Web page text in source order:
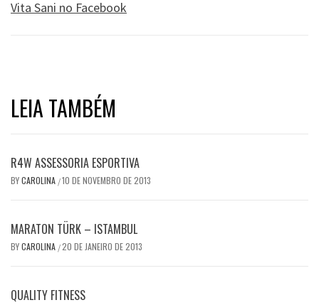
Vita Sani no Facebook
LEIA TAMBÉM
R4W ASSESSORIA ESPORTIVA
BYCAROLINA /10 DE NOVEMBRO DE 2013
MARATON TÜRK – ISTAMBUL
BYCAROLINA /20 DE JANEIRO DE 2013
QUALITY FITNESS